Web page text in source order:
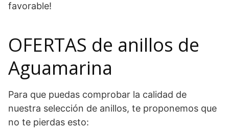
favorable!
OFERTAS de anillos de
Aguamarina
Para que puedas comprobar la calidad de
nuestra selección de anillos, te proponemos que
no te pierdas esto: